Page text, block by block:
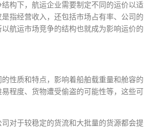
构下，航运企业需要制定不同的运价以适
指经营收入，还包括市场占有率、公司的
航运市场竞争的结构也就成为影响运价的
性质和特点，影响着船舶载重量和舱容的
程度、货物遭受偷盗的可能性等，这些可
对于较稳定的货流和大批量的货源都会提